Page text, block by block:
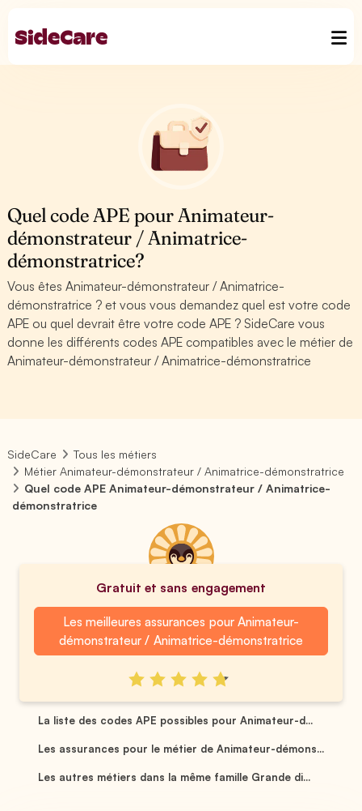
Quel code APE pour Animateur-
démonstrateur / Animatrice-
démonstratrice?
Vous êtes Animateur-démonstrateur / Animatrice-
démonstratrice ? et vous vous demandez quel est votre code
APE ou quel devrait être votre code APE ? SideCare vous
donne les différents codes APE compatibles avec le métier de
Animateur-démonstrateur / Animatrice-démonstratrice
SideCare
Tous les métiers
Métier Animateur-démonstrateur / Animatrice-démonstratrice
Quel code APE Animateur-démonstrateur / Animatrice-
démonstratrice
Gratuit et sans engagement
Les meilleures assurances pour Animateur-
démonstrateur / Animatrice-démonstratrice
La liste des codes APE possibles pour Animateur-d...
Les assurances pour le métier de Animateur-démons...
Les autres métiers dans la même famille Grande di...